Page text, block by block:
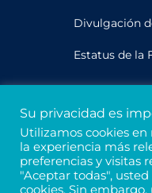
Divulgación
Estatus de la
Créditos
Su privacidad es
Utilizamos cookies
la experiencia más
preferencias y visitas
"Aceptar todas",
cookies. Sin